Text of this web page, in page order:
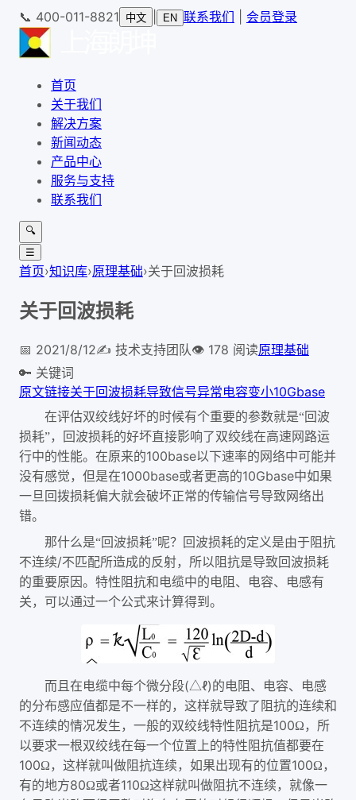
📞 400-011-8821 中文 EN 联系我们 会员登录
首页
关于我们
解决方案
新闻动态
产品中心
服务与支持
联系我们
🔍
☰
首页›知识库›原理基础›关于回波损耗
关于回波损耗
📅 2021/8/12✍️ 技术支持团队👁 178 阅读原理基础
🔑 关键词
原文链接关于回波损耗导致信号异常电容变小10Gbase
在评估双绞线好坏的时候有个重要的参数就是“回波
损耗”，回波损耗的好坏直接影响了双绞线在高速网路运
行中的性能。在原来的100base以下速率的网络中可能并
没有感觉，但是在1000base或者更高的10Gbase中如果
一旦回拨损耗偏大就会破坏正常的传输信号导致网络出
错。
那什么是“回波损耗”呢？回波损耗的定义是由于阻抗
不连续/不匹配所造成的反射，所以阻抗是导致回波损耗
的重要原因。特性阻抗和电缆中的电阻、电容、电感有
关，可以通过一个公式来计算得到。
而且在电缆中每个微分段(△ℓ)的电阻、电容、电感
的分布感应值都是不一样的，这样就导致了阻抗的连续和
不连续的情况发生，一般的双绞线特性阻抗是100Ω，所
以要求一根双绞线在每一个位置上的特性阻抗值都要在
100Ω，这样就叫做阻抗连续，如果出现有的位置100Ω，
有的地方80Ω或者110Ω这样就叫做阻抗不连续，就像一